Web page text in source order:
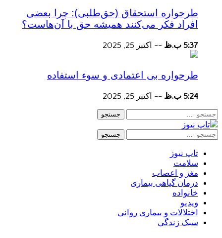
طرحواره استحقاق (حق‌طلبی): چرا بعضی
افراد فکر می‌کنند همیشه حق با آن‌هاست؟
5:37 ب.ظ -- اکتبر 25, 2025
طرحواره بی اعتمادی و سوء استفاده
5:24 ب.ظ -- اکتبر 25, 2025
جستجو
جستجو
تاپ نیوز
سلامت
مغز و اعصاب
درمان گیاهی بیماری
خانواده
ویدیو
اختلالات و بیماری روانی
سبک زندگی